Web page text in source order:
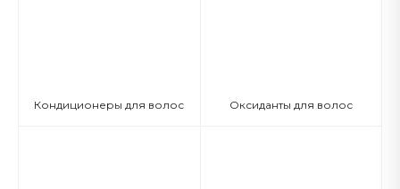
Кондиционеры для волос Оксиданты для волос